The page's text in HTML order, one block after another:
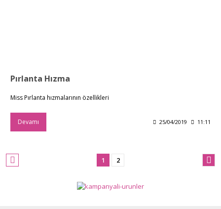
Pırlanta Hızma
Miss Pırlanta hızmalarının özellikleri
Devamı 25/04/2019 11:11
1 2